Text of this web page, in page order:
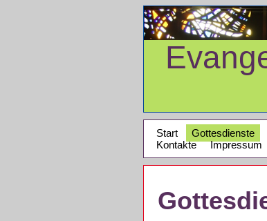
Start Gottesdienste
Kontakte
Impressum